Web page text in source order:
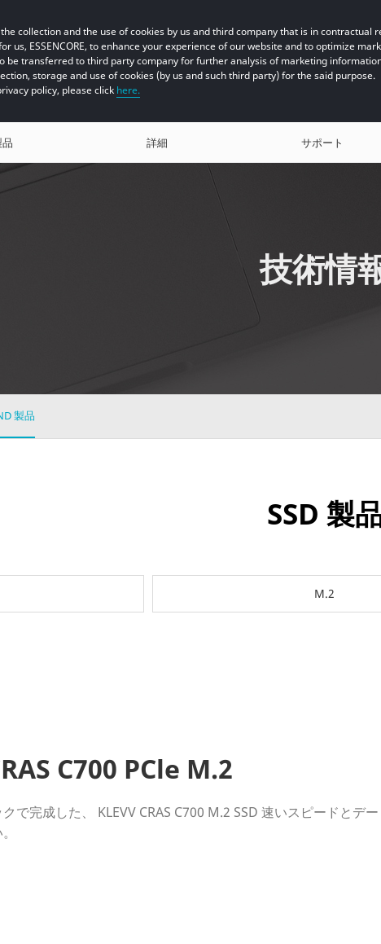
the collection and the use of cookies by us and third company that is in contractual
us, ESSENCORE, to enhance your experience of our website and to optimize
be transferred to third party company for further analysis of marketing
storage and use of cookies (by us and such third party) for the said purpose.
policy, please click here.
詳細 サポート
技術情
製品
SSD 製
M.2
C700 PCle M.2
で完成した、
KLEVV CRAS C700 M.2 SSD 速いスピードとデー